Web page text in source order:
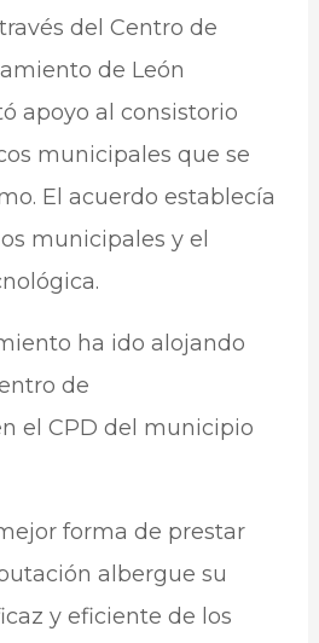
del Centro de
de León
apoyo al consistorio
municipales que se
El acuerdo establecía
municipales y el
ha ido alojando
de
el CPD del municipio
forma de prestar
albergue su
y eficiente de los